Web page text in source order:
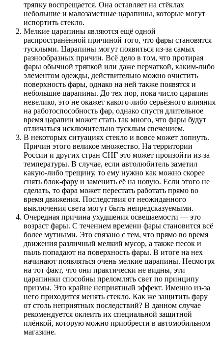
тряпку воспрещается. Она оставляет на стёклах
небольшие и малозаметные царапины, которые могут
испортить стекло.
Мелкие царапины являются ещё одной
распространённой причиной того, что фары становятся
тусклыми. Царапины могут появиться из-за самых
разнообразных причин. Всё дело в том, что протирая
фары обычной тряпкой или даже перчаткой, каким-либо
элементом одежды, действительно можно очистить
поверхность фары, однако на ней также появятся и
небольшие царапины. До тех пор, пока число царапин
невелико, это не окажет какого-либо серьёзного влияния
на работоспособность фар, однако спустя длительное
время царапин может стать так много, что фары будут
отличаться исключительно тусклым свечением.
В некоторых ситуациях стекло и вовсе может лопнуть.
Причин этого великое множество. На территории
России и других стран СНГ это может произойти из-за
температуры. В случае, если автолюбитель заметил
какую-либо трещину, то ему нужно как можно скорее
снять блок-фару и заменить её на новую. Если этого не
сделать, то фара может перестать работать прямо во
время движения. Последствия от неожиданного
выключения света могут быть непредсказуемыми.
Очередная причина ухудшения освещаемости — это
возраст фары. С течением времени фары становится всё
более мутными. Это связано с тем, что прямо во время
движения различный мелкий мусор, а также песок и
пыль попадают на поверхность фары. В итоге на нех
начинают появляться очень мелкие царапины. Несмотря
на тот факт, что они практически не видны, эти
царапинки способны преломлять свет по принципу
призмы. Это крайне неприятный эффект. Именно из-за
него приходится менять стекло. Как же защитить фару
от столь неприятных последствий? В данном случае
рекомендуется оклеить их специальной защитной
плёнкой, которую можно приобрести в автомобильном
магазине.